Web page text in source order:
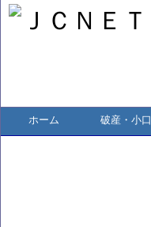
ホーム 破産・小口